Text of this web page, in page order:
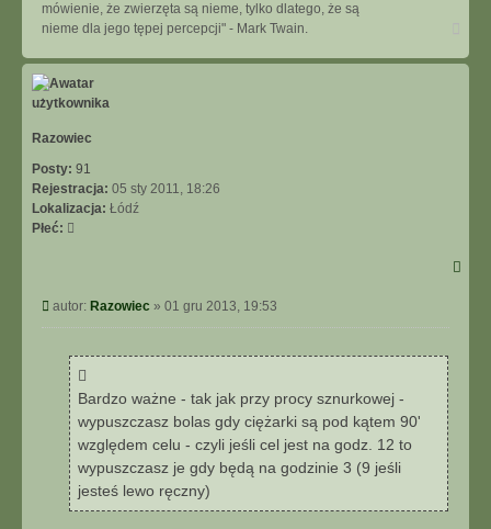
mówienie, że zwierzęta są nieme, tylko dlatego, że są
nieme dla jego tępej percepcji" - Mark Twain.
górę
Razowiec
Posty: 91
Rejestracja: 05 sty 2011, 18:26
Lokalizacja: Łódź
Płeć:
Post
autor: Razowiec » 01 gru 2013, 19:53
Bardzo ważne - tak jak przy procy sznurkowej -
wypuszczasz bolas gdy ciężarki są pod kątem 90'
względem celu - czyli jeśli cel jest na godz. 12 to
wypuszczasz je gdy będą na godzinie 3 (9 jeśli
jesteś lewo ręczny)